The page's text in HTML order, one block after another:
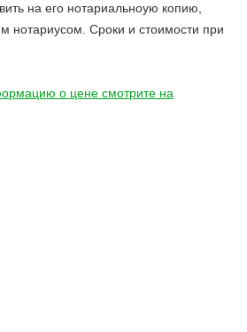
на его нотариальноую копию,
нотариусом. Сроки и стоимости при
о цене смотрите на